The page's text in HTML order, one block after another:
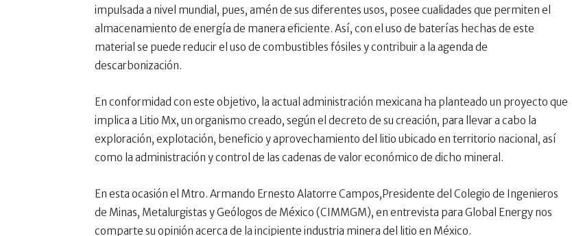
impulsada a nivel mundial, pues, amén de sus diferentes usos, posee cualidades que permiten el
almacenamiento de energía de manera eficiente. Así, con el uso de baterías hechas de este
material se puede reducir el uso de combustibles fósiles y contribuir a la agenda de
descarbonización.
En conformidad con este objetivo, la actual administración mexicana ha planteado un proyecto que
implica a Litio Mx, un organismo creado, según el decreto de su creación, para llevar a cabo la
exploración, explotación, beneficio y aprovechamiento del litio ubicado en territorio nacional, así
como la administración y control de las cadenas de valor económico de dicho mineral.
En esta ocasión el Mtro. Armando Ernesto Alatorre Campos,Presidente del Colegio de Ingenieros
de Minas, Metalurgistas y Geólogos de México (CIMMGM), en entrevista para Global Energy nos
comparte su opinión acerca de la incipiente industria minera del litio en México.